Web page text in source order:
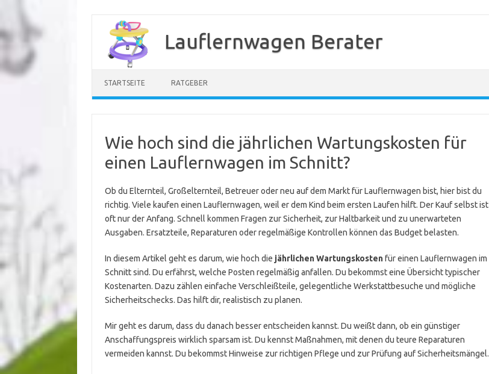
springen
Lauflernwagen Berater
STARTSEITE RATGEBER
Wie hoch sind die jährlichen Wartungskosten für
einen Lauflernwagen im Schnitt?
Ob du Elternteil, Großelternteil, Betreuer oder neu auf dem Markt für Lauflernwagen bist, hier bist du
richtig. Viele kaufen einen Lauflernwagen, weil er dem Kind beim ersten Laufen hilft. Der Kauf selbst ist
oft nur der Anfang. Schnell kommen Fragen zur Sicherheit, zur Haltbarkeit und zu unerwarteten
Ausgaben. Ersatzteile, Reparaturen oder regelmäßige Kontrollen können das Budget belasten.
In diesem Artikel geht es darum, wie hoch die jährlichen Wartungskostenfür einen Lauflernwagen im
Schnitt sind. Du erfährst, welche Posten regelmäßig anfallen. Du bekommst eine Übersicht typischer
Kostenarten. Dazu zählen einfache Verschleißteile, gelegentliche Werkstattbesuche und mögliche
Sicherheitschecks. Das hilft dir, realistisch zu planen.
Mir geht es darum, dass du danach besser entscheiden kannst. Du weißt dann, ob ein günstiger
Anschaffungspreis wirklich sparsam ist. Du kennst Maßnahmen, mit denen du teure Reparaturen
vermeiden kannst. Du bekommst Hinweise zur richtigen Pflege und zur Prüfung auf Sicherheitsmängel.